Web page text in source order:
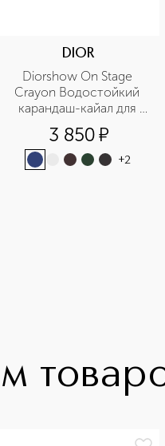
DIOR
Diorshow On Stage
Crayon Водостойкий
карандаш-кайал для
глаз
3 850¤
+2